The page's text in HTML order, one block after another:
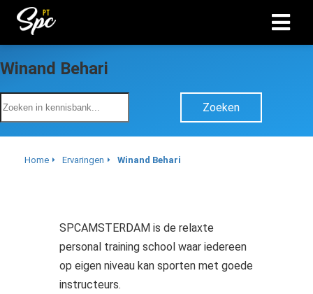
Winand Behari
Zoeken
Home Ervaringen Winand Behari
SPCAMSTERDAM is de relaxte
personal training school waar iedereen
op eigen niveau kan sporten met goede
instructeurs.